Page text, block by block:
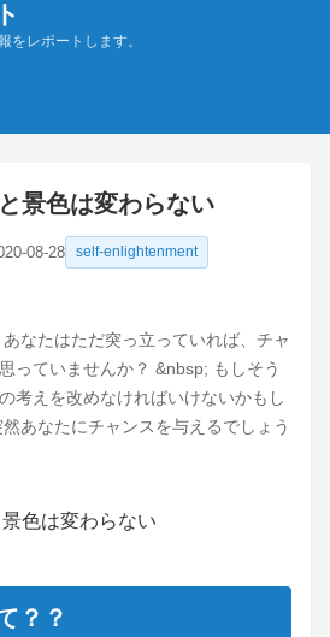
をレポートします。
景色は変わらない
08-28 self-enlightenment
なたはただ突っ立っていれば、チャ
っていませんか？ &nbsp; もしそう
考えを改めなければいけないかもし
あなたにチャンスを与えるでしょう
？？